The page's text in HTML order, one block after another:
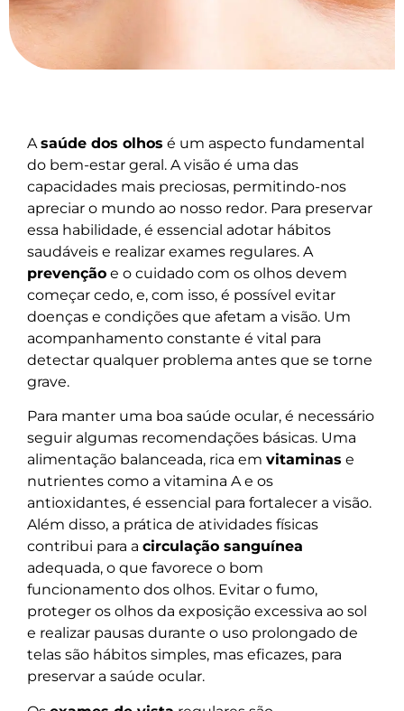
Asaúde dos olhos é um aspecto fundamental
do bem-estar geral. A visão é uma das
capacidades mais preciosas, permitindo-nos
apreciar o mundo ao nosso redor. Para preservar
essa habilidade, é essencial adotar hábitos
saudáveis e realizar exames regulares. A
prevenção e o cuidado com os olhos devem
começar cedo, e, com isso, é possível evitar
doenças e condições que afetam a visão. Um
acompanhamento constante é vital para
detectar qualquer problema antes que se torne
grave.
Para manter uma boa saúde ocular, é necessário
seguir algumas recomendações básicas. Uma
alimentação balanceada, rica em vitaminas e
nutrientes como a vitamina A e os
antioxidantes, é essencial para fortalecer a visão.
Além disso, a prática de atividades físicas
contribui para a circulação sanguínea
adequada, o que favorece o bom
funcionamento dos olhos. Evitar o fumo,
proteger os olhos da exposição excessiva ao sol
e realizar pausas durante o uso prolongado de
telas são hábitos simples, mas eficazes, para
preservar a saúde ocular.